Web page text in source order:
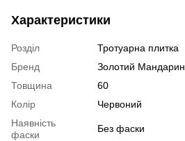
Характеристики
Розділ
Тротуарна плитка
Бренд
Золотий Мандарин
Товщина
60
Колір
Червоний
Наявність
фаски
Без фаски